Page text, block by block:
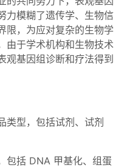
力模糊了遗传学、生物信
限，为应对复杂的生物学
由于学术机构和生物技术
观基因组诊断和疗法得到
类型，包括试剂、试剂
包括 DNA 甲基化、组蛋